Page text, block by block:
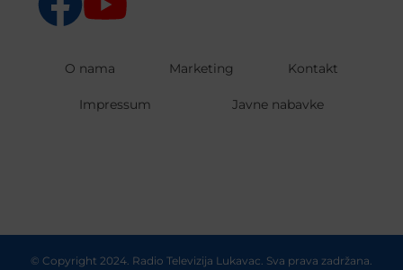
O nama Marketing Kontakt
Impressum Javne nabavke
© Copyright 2024. Radio Televizija Lukavac. Sva prava zadržana.